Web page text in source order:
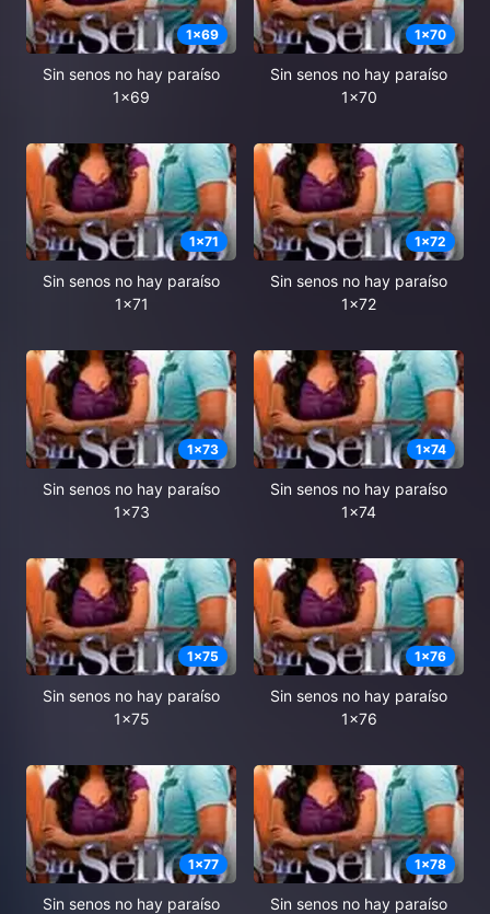
1x69
Sin senos no hay paraíso
1x69
1x70
Sin senos no hay paraíso
1x70
1x71
Sin senos no hay paraíso
1x71
1x72
Sin senos no hay paraíso
1x72
1x73
Sin senos no hay paraíso
1x73
1x74
Sin senos no hay paraíso
1x74
1x75
Sin senos no hay paraíso
1x75
1x76
Sin senos no hay paraíso
1x76
1x77
Sin senos no hay paraíso
1x78
Sin senos no hay paraíso